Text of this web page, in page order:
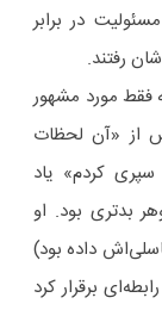
در برابر
رفتند.
فقط مورد مشهور
از «آن لحظات
کردم» یاد
بدتری بود. او
داده بود)
برقرار کرد